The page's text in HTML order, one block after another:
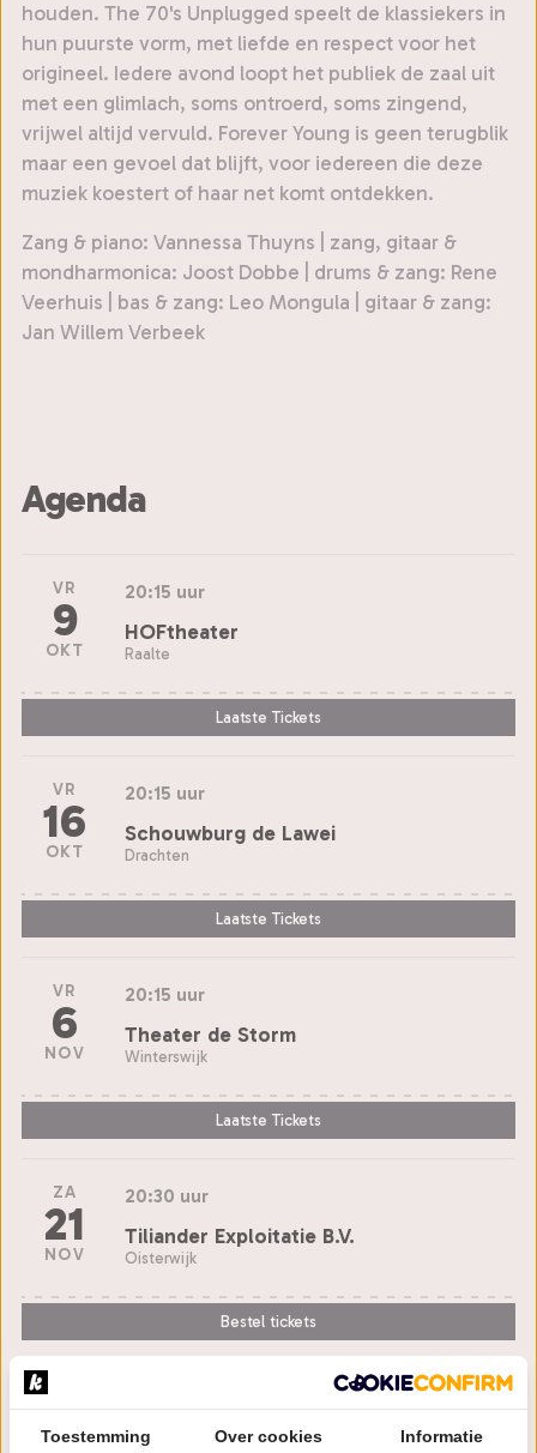
houden. The 70's Unplugged speelt de klassiekers in
hun puurste vorm, met liefde en respect voor het
origineel. Iedere avond loopt het publiek de zaal uit
met een glimlach, soms ontroerd, soms zingend,
vrijwel altijd vervuld. Forever Young is geen terugblik
maar een gevoel dat blijft, voor iedereen die deze
muziek koestert of haar net komt ontdekken.
Zang & piano: Vannessa Thuyns | zang, gitaar &
mondharmonica: Joost Dobbe | drums & zang: Rene
Veerhuis | bas & zang: Leo Mongula | gitaar & zang:
Jan Willem Verbeek
Agenda
VR
9
OKT
20:15 uur
HOFtheater
Raalte
Laatste Tickets
VR
16
OKT
20:15 uur
Schouwburg de Lawei
Drachten
Laatste Tickets
VR
6
NOV
20:15 uur
Theater de Storm
Winterswijk
Laatste Tickets
ZA
21
NOV
20:30 uur
Tiliander Exploitatie B.V.
Oisterwijk
Bestel tickets
28 Schouwburg Middelburg
Toestemming Over cookies Informatie